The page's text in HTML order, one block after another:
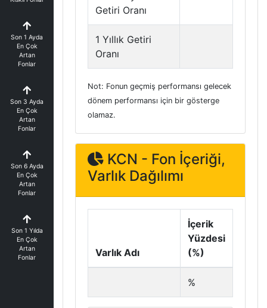
Son 1 Ayda
En Çok
Artan
Fonlar
Son 3 Ayda
En Çok
Artan
Fonlar
Son 6 Ayda
En Çok
Artan
Fonlar
Son 1 Yılda
En Çok
Artan
Fonlar
Getiri Oranı
1 Yıllık Getiri
Oranı
Not: Fonun geçmiş performansı gelecek
dönem performansı için bir gösterge
olamaz.
KCN - Fon İçeriği,
Varlık Dağılımı
Varlık Adı
İçerik
Yüzdesi
(%)
%